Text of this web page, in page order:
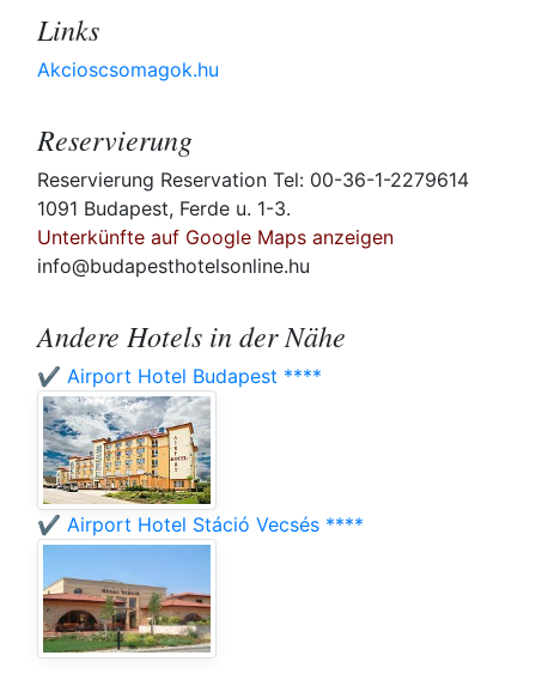
Links
Akcioscsomagok.hu
Reservierung
Reservierung Reservation Tel: 00-36-1-2279614
1091 Budapest, Ferde u. 1-3.
Unterkünfte auf Google Maps anzeigen
info@budapesthotelsonline.hu
Andere Hotels in der Nähe
✔️ Airport Hotel Budapest ****
✔️ Airport Hotel Stáció Vecsés ****